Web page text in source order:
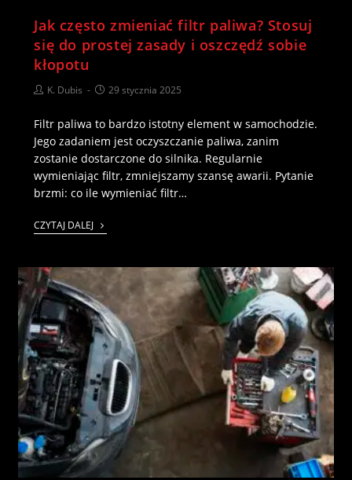
Jak często zmieniać filtr paliwa? Stosuj
się do prostej zasady i oszczędź sobie
kłopotu
K. Dubis 29 stycznia 2025
Filtr paliwa to bardzo istotny element w samochodzie.
Jego zadaniem jest oczyszczanie paliwa, zanim
zostanie dostarczone do silnika. Regularnie
wymieniając filtr, zmniejszamy szansę awarii. Pytanie
brzmi: co ile wymieniać filtr…
CZYTAJ DALEJ